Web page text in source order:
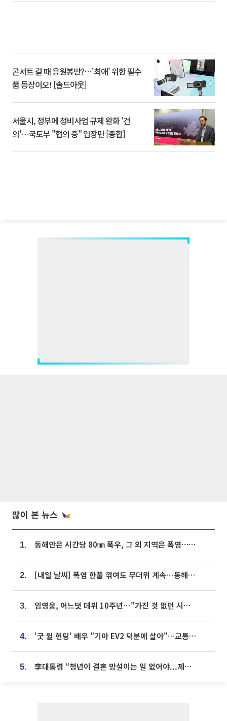
콘서트 갈 때 응원봉만?⋯'최애' 위한 필수
품 등장이오! [솔드아웃]
서울시, 정부에 정비사업 규제 완화 '건
의'⋯국토부 "협의 중" 입장만 [종합]
많이 본 뉴스
1. 동해안은 시간당 80㎜ 폭우, 그 외 지역은 폭염…‘극과 극 날씨’
2. [내일 날씨] 폭염 한풀 꺾여도 무더위 계속⋯동해안 이틀 연속 비
3. 임영웅, 어느덧 데뷔 10주년⋯"가진 것 없던 시절, 내 앞엔 20명의 팬뿐"
4. '굿 윌 헌팅' 배우 "기아 EV2 덕분에 살아"…교통사고 후 안전성 극찬
5. 李대통령 “청년이 결혼 망설이는 일 없어야...제도상 불이익 조사”